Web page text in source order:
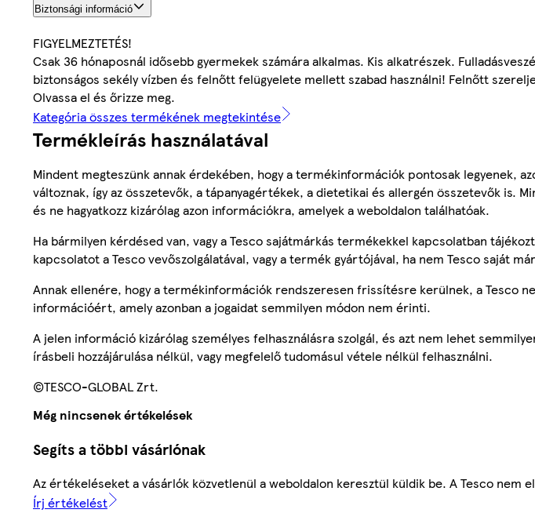
Biztonsági információ
FIGYELMEZTETÉS!
Csak 36 hónaposnál idősebb gyermekek számára alkalmas. Kis alkatrészek.
biztonságos sekély vízben és felnőtt felügyelete mellett szabad használni! Felnőtt
Olvassa el és őrizze meg.
Kategória összes termékének megtekintése
Termékleírás használatával
Mindent megteszünk annak érdekében, hogy a termékinformációk pontosak legyenek,
változnak, így az összetevők, a tápanyagértékek, a dietetikai és allergén összetevők is.
és ne hagyatkozz kizárólag azon információkra, amelyek a weboldalon találhatóak.
Ha bármilyen kérdésed van, vagy a Tesco sajátmárkás termékekkel kapcsolatban
kapcsolatot a Tesco vevőszolgálatával, vagy a termék gyártójával, ha nem Tesco saját
Annak ellenére, hogy a termékinformációk rendszeresen frissítésre kerülnek, a Tesco
információért, amely azonban a jogaidat semmilyen módon nem érinti.
A jelen információ kizárólag személyes felhasználásra szolgál, és azt nem lehet
írásbeli hozzájárulása nélkül, vagy megfelelő tudomásul vétele nélkül felhasználni.
©TESCO-GLOBAL Zrt.
Még nincsenek értékelések
Segíts a többi vásárlónak
Az értékeléseket a vásárlók közvetlenül a weboldalon keresztül küldik be. A Tesco nem
Írj értékelést